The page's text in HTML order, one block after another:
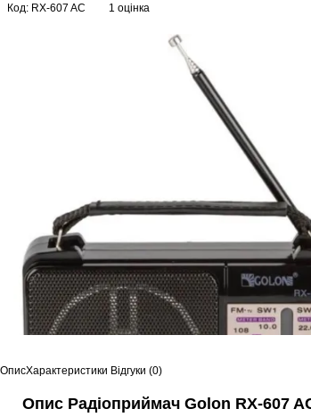
Код: RX-607 AC 1 оцінка
ОписХарактеристики Відгуки (0)
Опис Радіоприймач Golon RX-607